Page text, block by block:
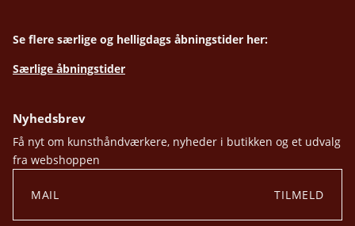
Se flere særlige og helligdags åbningstider her:
Særlige åbningstider
Nyhedsbrev
Få nyt om kunsthåndværkere, nyheder i butikken og et udvalg
fra webshoppen
TILMELD